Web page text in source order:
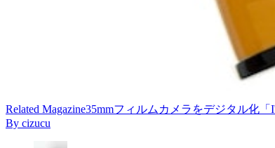
Related Magazine35mmフィルムカメラをデジタル化「
By cizucu